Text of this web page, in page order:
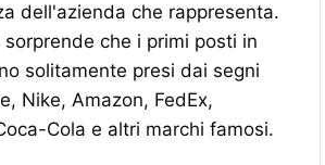
dell'azienda che rappresenta.
che i primi posti in
solitamente presi dai segni
Nike, Amazon, FedEx,
Cola e altri marchi famosi.